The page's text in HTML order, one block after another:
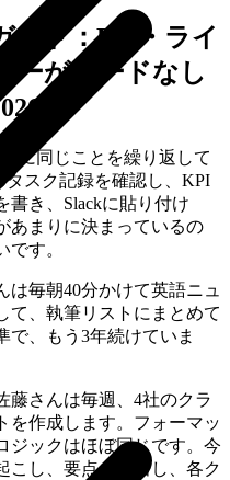
イド：PM・ライ
ーがコードなし
）
に同じことを繰り返して
タスク記録を確認し、KPI
書き、Slackに貼り付け
あまりに決まっているの
す。
毎朝40分かけて英語ニュ
て、執筆リストにまとめて
で、もう3年続けていま
藤さんは毎週、4社のクラ
を作成します。フォーマッ
ジックはほぼ同じです。今
こし、要点を抽出し、各ク